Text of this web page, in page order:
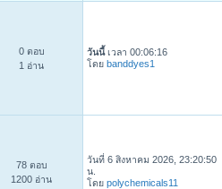
0 ตอบ
1 อ่าน
วันนี้เวลา 00:06:16
โดยbanddyes1
78 ตอบ
1200 อ่าน
วันที่ 6 สิงหาคม 2026, 23:20:50
น.
โดยpolychemicals11